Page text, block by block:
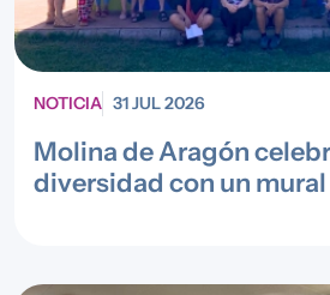
NOTICIA 31 JUL 2026
Molina de Aragón
diversidad con un